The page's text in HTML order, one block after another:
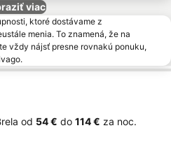
viac
ktoré dostávame z
menia. To znamená, že na
vždy nájsť presne rovnakú ponuku,
od ‎54 € do ‎114 € za noc.